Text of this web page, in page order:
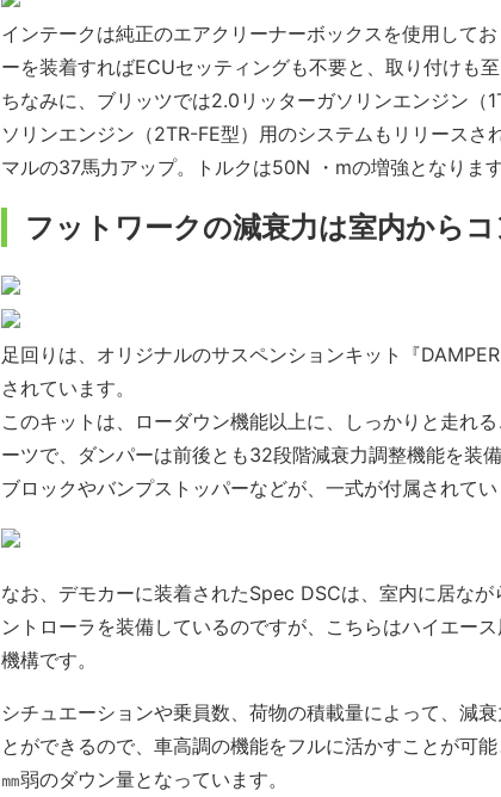
インテークは純正のエアクリーナーボックスを使用して
ーを装着すればECUセッティングも不要と、取り付けも至
ちなみに、ブリッツでは2.0リッターガソリンエンジン（
ソリンエンジン（2TR-FE型）用のシステムもリリースさ
マルの37馬力アップ。トルクは50N ・mの増強となります
フットワークの減衰力は室内から
足回りは、オリジナルのサスペンションキット『
されています。
このキットは、ローダウン機能以上に、しっかりと走れ
ーツで、ダンパーは前後とも32段階減衰力調整機能を装
ブロックやバンプストッパーなどが、一式が付属されてい
なお、デモカーに装着されたSpec DSCは、室内に居な
ントローラを装備しているのですが、こちらはハイエー
機構です。
シチュエーションや乗員数、荷物の積載量によって、減
とができるので、車高調の機能をフルに活かすことが可
㎜弱のダウン量となっています。